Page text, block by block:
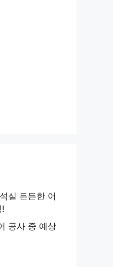
실 든든한 어
!
공사 중 예상